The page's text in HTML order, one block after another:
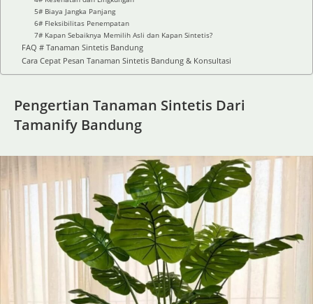
5# Biaya Jangka Panjang
6# Fleksibilitas Penempatan
7# Kapan Sebaiknya Memilih Asli dan Kapan Sintetis?
FAQ # Tanaman Sintetis Bandung
Cara Cepat Pesan Tanaman Sintetis Bandung & Konsultasi
Pengertian Tanaman Sintetis Dari
Tamanify Bandung